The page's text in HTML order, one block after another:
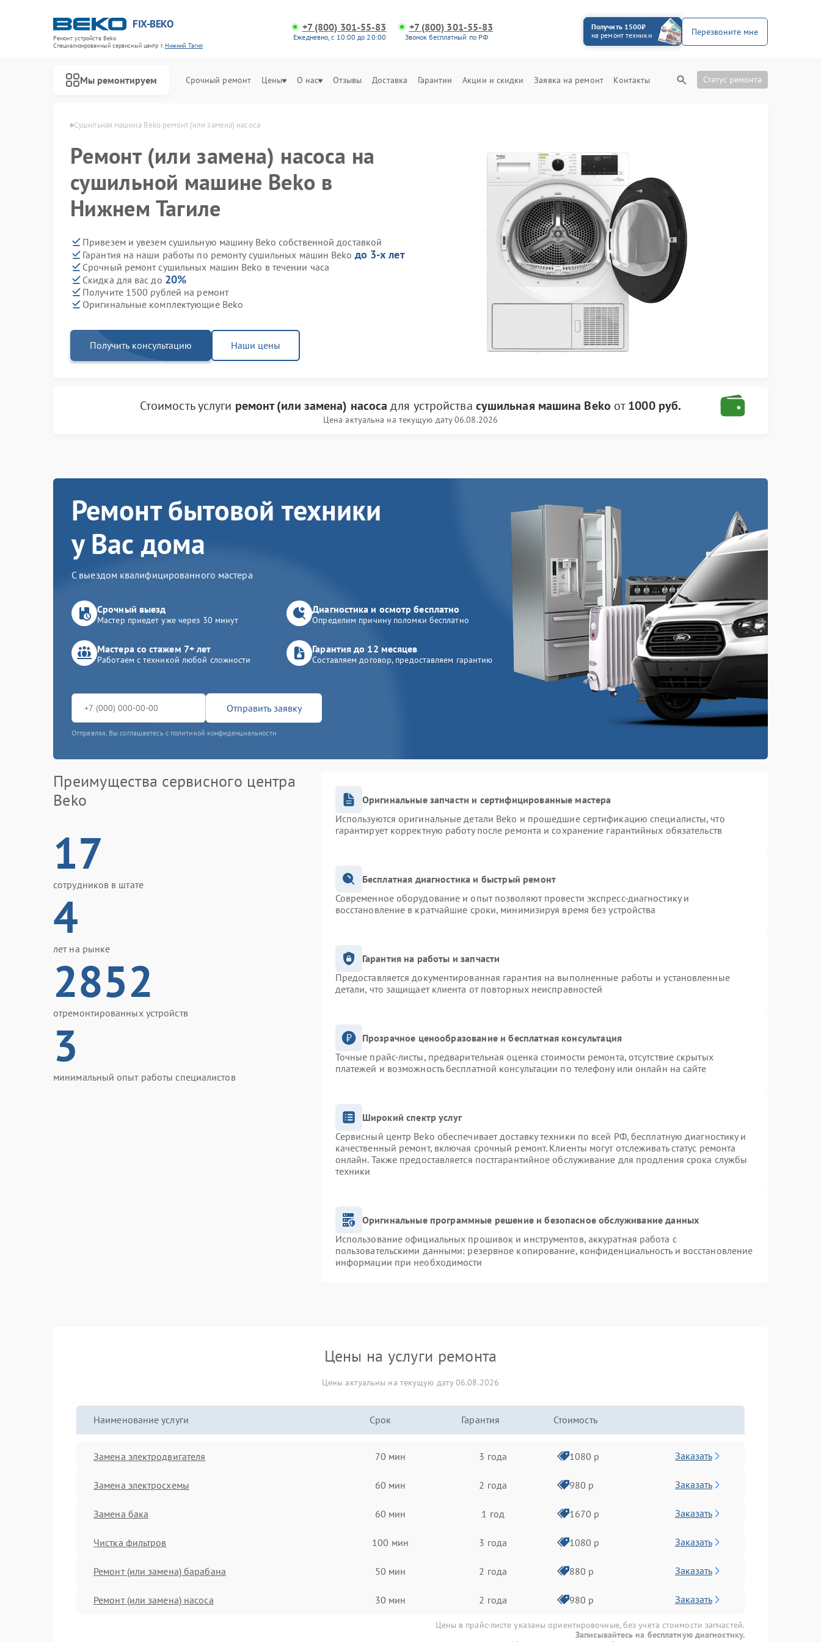
FIX-BEKO
Ремонт устройств Beko
Специализированный cервисный центр г.Нижний Тагил
+7 (800) 301-55-83
Ежедневно, с 10:00 до 20:00
+7 (800) 301-55-83
Звонок бесплатный по РФ
Получить 1500₽
на ремонт техники
Перезвоните мне
Мы ремонтируем Срочный ремонт Цены О нас Отзывы Доставка Гарантии Акции и скидки Заявка на ремонт Контакты Статус ремонта
в Нижнем Тагиле Сушильная машина Beko ремонт (или замена) насоса
Ремонт (или замена) насоса на
сушильной машине Beko в
Нижнем Тагиле
Привезем и увезем сушильную машину Beko собственной доставкой
Гарантия на наши работы по ремонту сушильных машин Beko до 3-х лет
Срочный ремонт сушильных машин Beko в течении часа
Скидка для вас до 20%
Получите 1500 рублей на ремонт
Оригинальные комплектующие Beko
Получить консультацию Наши цены
Стоимость услуги ремонт (или замена) насоса для устройства сушильная машина Beko от1000 руб.
Цена актуальна на текущую дату 06.08.2026
Ремонт бытовой техники
у Вас дома
С выездом квалифицированного мастера
Срочный выезд
Мастер приедет уже через 30 минут
Диагностика и осмотр бесплатно
Определим причину поломки бесплатно
Мастера со стажем 7+ лет
Работаем с техникой любой сложности
Гарантия до 12 месяцев
Составляем договор, предоставляем гарантию
Отправить заявку
Отправляя, Вы соглашаетесь с политикой конфиденциальности
Преимущества сервисного центра
Beko
17
сотрудников в штате
4
лет на рынке
2852
отремонтированных устройств
3
минимальный опыт работы специалистов
Оригинальные запчасти и сертифицированные мастера
Используются оригинальные детали Beko и прошедшие сертификацию специалисты, что
гарантирует корректную работу после ремонта и сохранение гарантийных обязательств
Бесплатная диагностика и быстрый ремонт
Современное оборудование и опыт позволяют провести экспресс-диагностику и
восстановление в кратчайшие сроки, минимизируя время без устройства
Гарантия на работы и запчасти
Предоставляется документированная гарантия на выполненные работы и установленные
детали, что защищает клиента от повторных неисправностей
Прозрачное ценообразование и бесплатная консультация
Точные прайс-листы, предварительная оценка стоимости ремонта, отсутствие скрытых
платежей и возможность бесплатной консультации по телефону или онлайн на сайте
Широкий спектр услуг
Сервисный центр Beko обеспечивает доставку техники по всей РФ, бесплатную диагностику и
качественный ремонт, включая срочный ремонт. Клиенты могут отслеживать статус ремонта
онлайн. Также предоставляется постгарантийное обслуживание для продления срока службы
техники
Оригинальные программные решение и безопасное обслуживание данных
Использование официальных прошивок и инструментов, аккуратная работа с
пользовательскими данными: резервное копирование, конфиденциальность и восстановление
информации при необходимости
Цены на услуги ремонта
Цены актуальны на текущую дату 06.08.2026
Наименование услуги Срок Гарантия Стоимость
Замена электродвигателя 70 мин 3 года 1080 р Заказать
Замена электросхемы 60 мин 2 года 980 р Заказать
Замена бака 60 мин 1 год 1670 р Заказать
Чистка фильтров 100 мин 3 года 1080 р Заказать
Ремонт (или замена) барабана 50 мин 2 года 880 р Заказать
Ремонт (или замена) насоса 30 мин 2 года 980 р Заказать
Цены в прайс-листе указаны ориентировочные, без учета стоимости запчастей.
Записывайтесь на бесплатную диагностику.